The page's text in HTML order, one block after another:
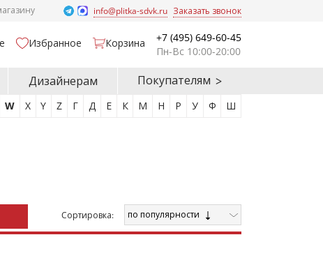
info@plitka-sdvk.ru Заказать звонок
Избранное Корзина
+7 (495) 649-60-45
Пн-Вс 10:00-20:00
Дизайнерам Покупателям
W X Y Z Г Д Е К М Н Р У Ф Ш
Cортировка: по популярности